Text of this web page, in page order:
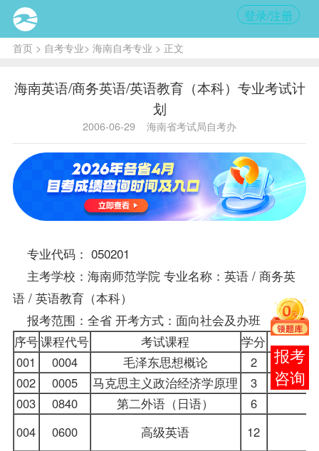
登录/注册
首页> 自考专业> 海南自考专业 > 正文
海南英语/商务英语/英语教育（本科）专业考试计
划
2006-06-29 海南省考试局自考办
专业代码： 050201
主考学校：海南师范学院 专业名称：英语 / 商务英
语 / 英语教育（本科）
报考范围：全省 开考方式：面向社会及办班
序号课程代号 考试课程 学分
001
0004 毛泽东思想概论 2
毛
002
0005 马克思主义政治经济学原理 3
马克思
003
0840 第二外语（日语） 6
004
0600 高级英语 12
在线
客服